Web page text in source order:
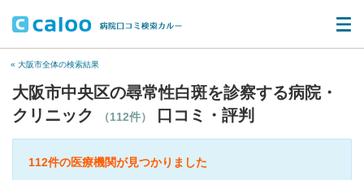
« 大阪市全体の検索結果
大阪市中央区の尋常性白斑を診察する病院・
クリニック
（112件） 口コミ・評判
112件の医療機関が見つかりました